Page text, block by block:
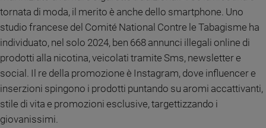
tornata di moda, il merito è anche dello smartphone. Uno
studio francese del Comité National Contre le Tabagisme ha
individuato, nel solo 2024, ben 668 annunci illegali online di
prodotti alla nicotina, veicolati tramite Sms, newsletter e
social. Il re della promozione è Instagram, dove influencer e
inserzioni spingono i prodotti puntando su aromi accattivanti,
stile di vita e promozioni esclusive, targettizzando i
giovanissimi.